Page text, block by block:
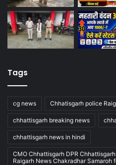
Tags
cg news Chhatisgarh police
chhattisgarh breaking news
chhattisgarh news in hindi
CMO Chhattisgarh DPR
Raigarh News Chakradhar Samaroh